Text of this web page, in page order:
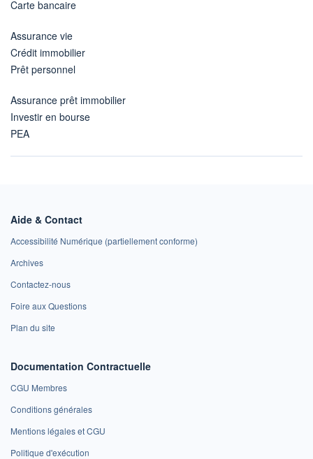
Carte bancaire
Assurance vie
Crédit immobilier
Prêt personnel
Assurance prêt immobilier
Investir en bourse
PEA
Aide & Contact
Accessibilité Numérique (partiellement conforme)
Archives
Contactez-nous
Foire aux Questions
Plan du site
Documentation Contractuelle
CGU Membres
Conditions générales
Mentions légales et CGU
Politique d'exécution